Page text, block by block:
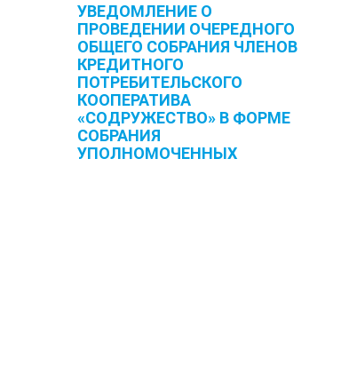
УВЕДОМЛЕНИЕ О
ПРОВЕДЕНИИ ОЧЕРЕДНОГО
ОБЩЕГО СОБРАНИЯ ЧЛЕНОВ
КРЕДИТНОГО
ПОТРЕБИТЕЛЬСКОГО
КООПЕРАТИВА
«СОДРУЖЕСТВО» В ФОРМЕ
СОБРАНИЯ
УПОЛНОМОЧЕННЫХ